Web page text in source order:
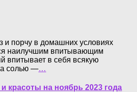
и порчу в домашних условиях
наилучшим впитывающим
впитывает в себя всякую
солью —…
красоты на ноябрь 2023 года